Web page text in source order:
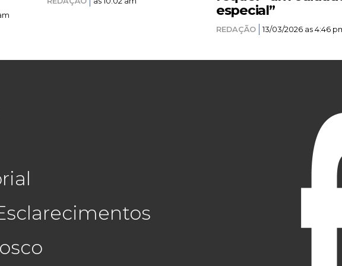
especial”
REDAÇÃO 13/03/2026 as 4:46